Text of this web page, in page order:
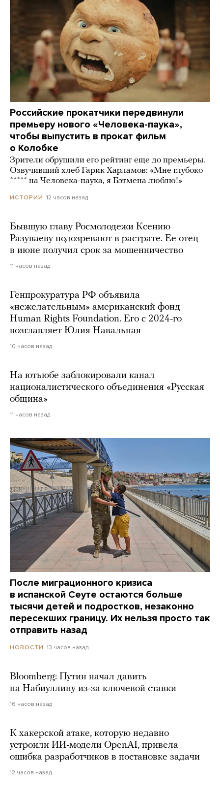
Российские прокатчики передвинули
премьеру нового «Человека-паука»,
чтобы выпустить в прокат фильм
о Колобке
Зрители обрушили его рейтинг еще до премьеры.
Озвучивший хлеб Гарик Харламов: «Мне глубоко
***** на Человека-паука, я Бэтмена люблю!»
ИСТОРИИ 12 часов назад
Бывшую главу Росмолодежи Ксению
Разуваеву подозревают в растрате. Ее отец
в июне получил срок за мошенничество
11 часов назад
Генпрокуратура РФ объявила
«нежелательным» американский фонд
Human Rights Foundation. Его с 2024-го
возглавляет Юлия Навальная
10 часов назад
На ютьюбе заблокировали канал
националистического объединения «Русская
община»
11 часов назад
После миграционного кризиса
в испанской Сеуте остаются больше
тысячи детей и подростков, незаконно
пересекших границу. Их нельзя просто так
отправить назад
НОВОСТИ 13 часов назад
Bloomberg: Путин начал давить
на Набиуллину из-за ключевой ставки
16 часов назад
К хакерской атаке, которую недавно
устроили ИИ-модели OpenAI, привела
ошибка разработчиков в постановке задачи
12 часов назад